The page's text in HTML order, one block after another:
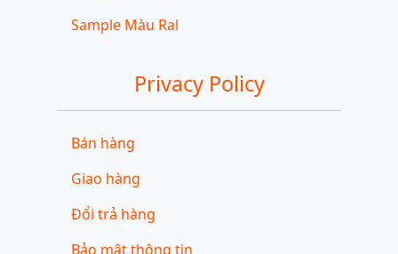
Sample Màu Ral
Privacy Policy
Bán hàng
Giao hàng
Đổi trả hàng
Bảo mật thông tin